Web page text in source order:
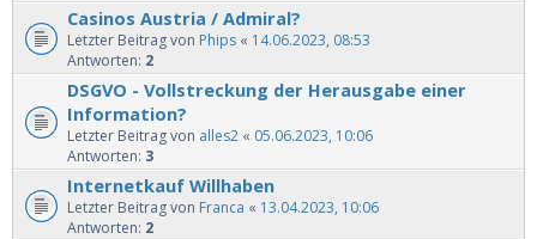
Casinos Austria / Admiral?
Letzter Beitrag von Phips « 14.06.2023, 08:53
Antworten: 2
DSGVO - Vollstreckung der Herausgabe einer
Information?
Letzter Beitrag von alles2 « 05.06.2023, 10:06
Antworten: 3
Internetkauf Willhaben
Letzter Beitrag von Franca « 13.04.2023, 10:06
Antworten: 2